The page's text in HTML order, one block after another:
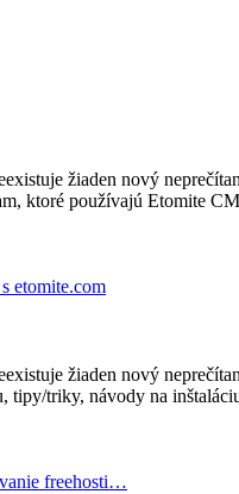
ktoré používajú Etomite
etomite.com
tipy/triky, návody na
freehosti…